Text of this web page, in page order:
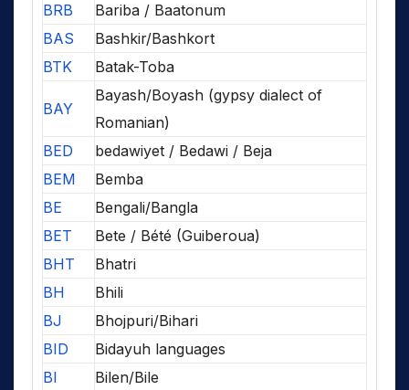
BRB
Bariba / Baatonum
BAS
Bashkir/Bashkort
BTK
Batak-Toba
BAY
Bayash/Boyash (gypsy dialect of
Romanian)
BED
bedawiyet / Bedawi / Beja
BEM
Bemba
BE
Bengali/Bangla
BET
Bete / Bété (Guiberoua)
BHT
Bhatri
BH
Bhili
BJ
Bhojpuri/Bihari
BID
Bidayuh languages
BI
Bilen/Bile